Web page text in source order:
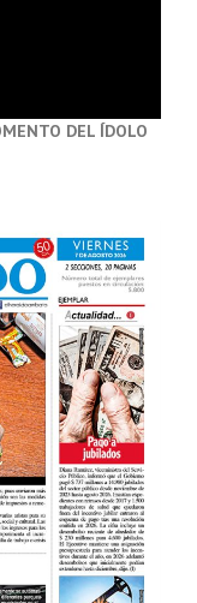
DEL ÍDOLO